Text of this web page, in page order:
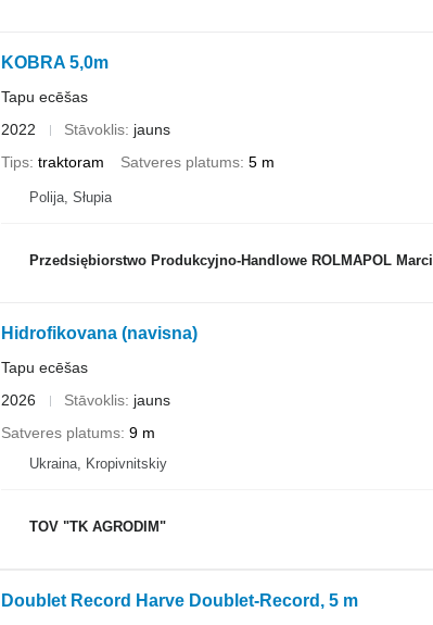
KOBRA 5,0m
Tapu ecēšas
2022
Stāvoklis jauns
Tips traktoram Satveres platums 5 m
Polija, Słupia
Przedsiębiorstwo Produkcyjno-Handlowe ROLMAPOL Marcin Dziekan
Hidrofikovana (navisna)
Tapu ecēšas
2026
Stāvoklis jauns
Satveres platums 9 m
Ukraina, Kropivnitskiy
TOV "TK AGRODIM"
Doublet Record Harve Doublet-Record, 5 m